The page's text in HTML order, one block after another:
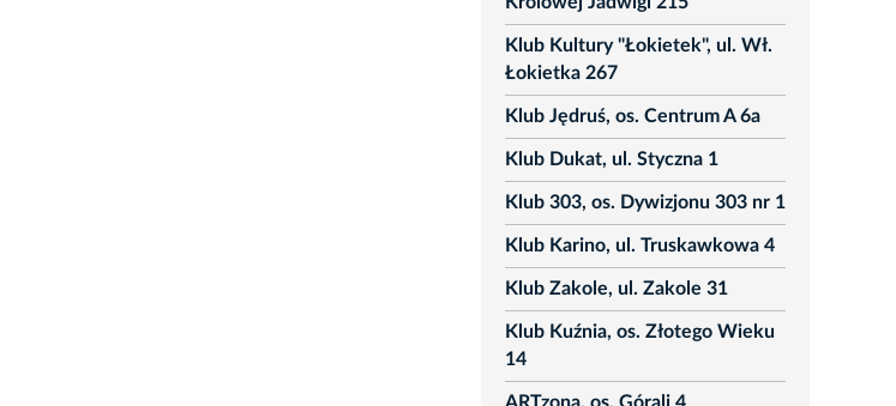
Klub Kultury "Łokietek", ul. Wł.
Łokietka 267
Klub Jędruś, os. Centrum A 6a
Klub Dukat, ul. Styczna 1
Klub 303, os. Dywizjonu 303 nr 1
Klub Karino, ul. Truskawkowa 4
Klub Zakole, ul. Zakole 31
Klub Kuźnia, os. Złotego Wieku
14